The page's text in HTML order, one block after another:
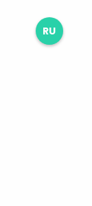
RU